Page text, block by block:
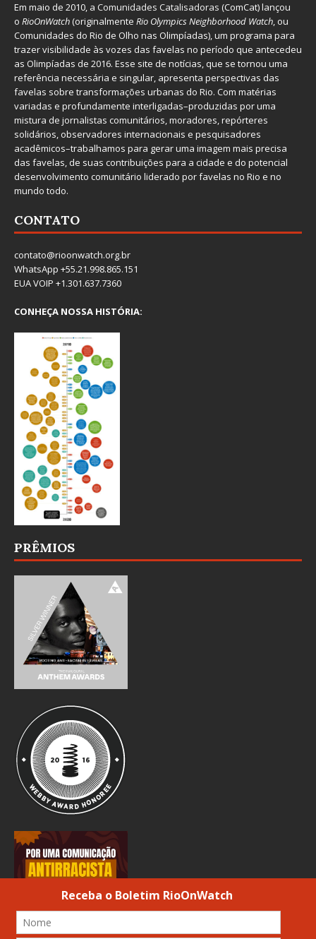
Em maio de 2010, a Comunidades Catalisadoras (ComCat) lançou
o RioOnWatch(originalmente Rio Olympics Neighborhood Watch, ou
Comunidades do Rio de Olho nas Olimpíadas), um programa para
trazer visibilidade às vozes das favelas no período que antecedeu
as Olimpíadas de 2016. Esse site de notícias, que se tornou uma
referência necessária e singular, apresenta perspectivas das
favelas sobre transformações urbanas do Rio. Com matérias
variadas e profundamente interligadas–produzidas por uma
mistura de jornalistas comunitários, moradores, repórteres
solidários, observadores internacionais e pesquisadores
acadêmicos–trabalhamos para gerar uma imagem mais precisa
das favelas, de suas contribuições para a cidade e do potencial
desenvolvimento comunitário liderado por favelas no Rio e no
mundo todo.
CONTATO
contato@rioonwatch.org.br
WhatsApp +55.21.998.865.151
EUA VOIP +1.301.637.7360
CONHEÇA NOSSA HISTÓRIA:
PRÊMIOS